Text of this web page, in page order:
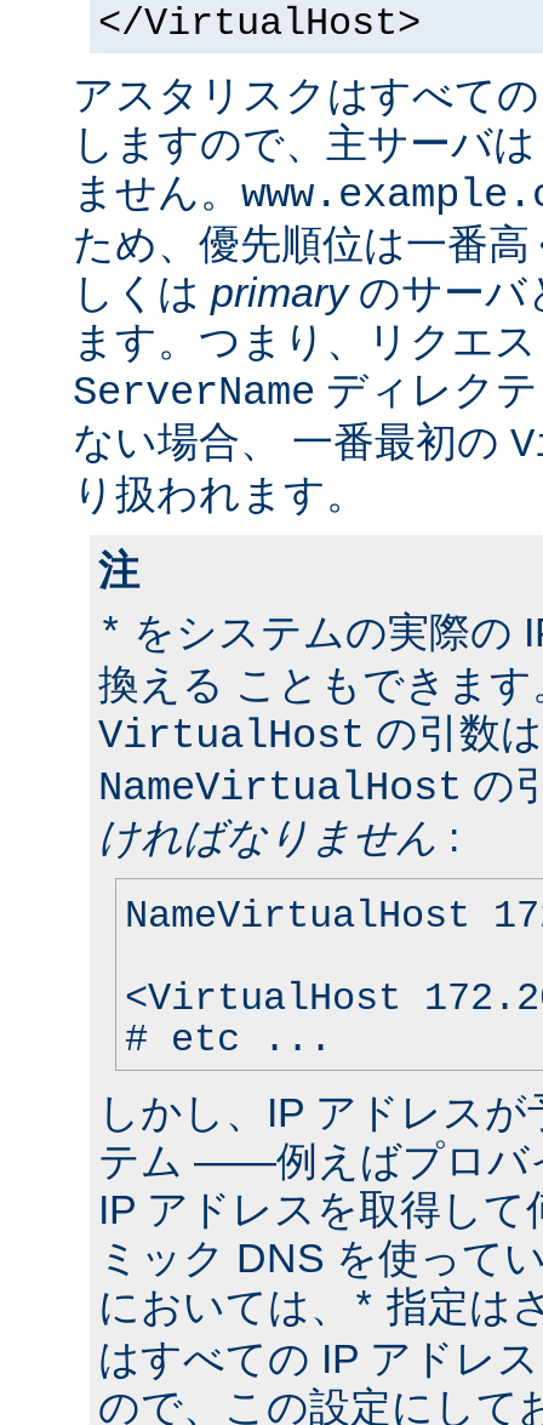
</VirtualHost>
アスタリスクはすべて
しますので、主サーバ
ません。
ため、優先順位は一番
しくは primaryのサーバ
ます。つまり、リクエ
ServerName ディレク
ない場合、 一番最初の
り扱われます。
注
* をシステムの実際の
換える こともできま
VirtualHost の引数は
NameVirtualHost の
ければなりません :
NameVirtualHost
<VirtualHost
# etc ...
しかし、IP アドレス
テム ――例えばプロバ
IP アドレスを取得し
ミック DNS を使っ
においては、
* 指定は
はすべての IP アドレ
ので、この設定にして